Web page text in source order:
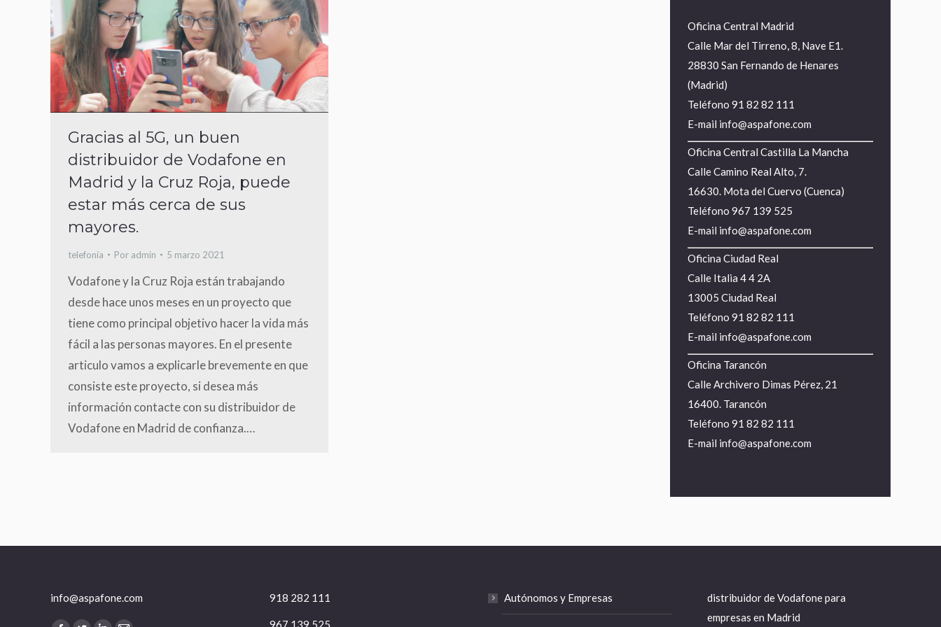
Gracias al 5G, un buen
distribuidor de Vodafone en
Madrid y la Cruz Roja, puede
estar más cerca de sus
mayores.
telefonía Por admin 5 marzo 2021
Vodafone y la Cruz Roja están trabajando
desde hace unos meses en un proyecto que
tiene como principal objetivo hacer la vida más
fácil a las personas mayores. En el presente
articulo vamos a explicarle brevemente en que
consiste este proyecto, si desea más
información contacte con su distribuidor de
Vodafone en Madrid de confianza.…
Oficina Central Madrid
Calle Mar del Tirreno, 8, Nave E1.
28830 San Fernando de Henares
(Madrid)
Teléfono 91 82 82 111
E-mail info@aspafone.com
Oficina Central Castilla La Mancha
Calle Camino Real Alto, 7.
16630. Mota del Cuervo (Cuenca)
Teléfono 967 139 525
E-mail info@aspafone.com
Oficina Ciudad Real
Calle Italia 4 4 2A
13005 Ciudad Real
Teléfono 91 82 82 111
E-mail info@aspafone.com
Oficina Tarancón
Calle Archivero Dimas Pérez, 21
16400. Tarancón
Teléfono 91 82 82 111
E-mail info@aspafone.com
info@aspafone.com 918 282 111
967 139 525
Autónomos y Empresas
distribuidor de Vodafone para
empresas en Madrid